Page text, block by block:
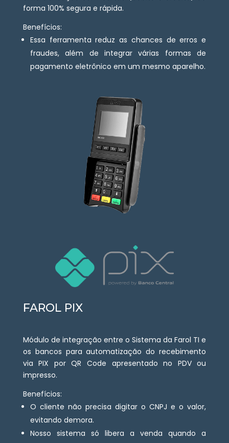
forma 100% segura e rápida.
Benefícios:
Essa ferramenta reduz as chances de erros e
fraudes, além de integrar várias formas de
pagamento eletrônico em um mesmo aparelho.
FAROL PIX
Módulo de integração entre o Sistema da Farol TI e
os bancos para automatização do recebimento
via PIX por QR Code apresentado no PDV ou
impresso.
Benefícios:
O cliente não precisa digitar o CNPJ e o valor,
evitando demora.
Nosso sistema só libera a venda quando a